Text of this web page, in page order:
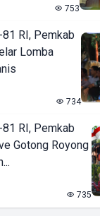
753
RI, Pemkab
Lomba
734
RI, Pemkab
Gotong Royong
735